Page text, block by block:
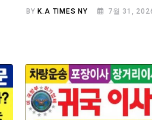
BY K.A TIMES NY 7월 31,